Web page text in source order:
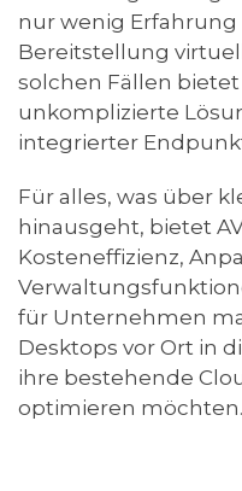
nur wenig
Bereitstellung
solchen Fällen
unkomplizierte
integrierter
Für alles, was über
hinausgeht, bietet
Kosteneffizienz,
für Unternehmen
Desktops vor Ort in
ihre bestehende
optimieren möchten.